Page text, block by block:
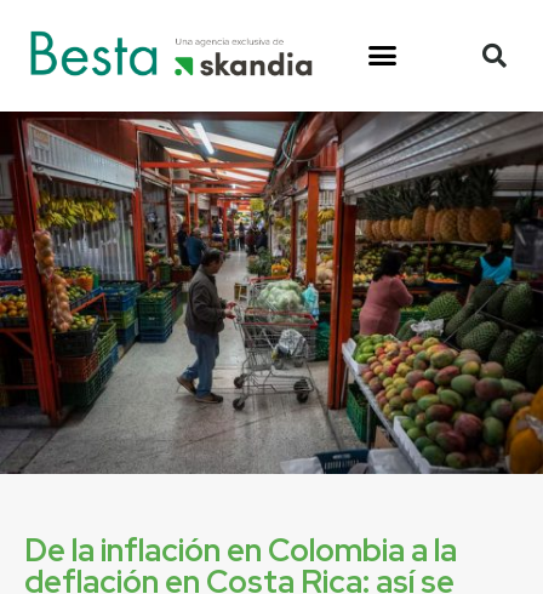
De la inflación en Colombia a la
deflación en Costa Rica: así se